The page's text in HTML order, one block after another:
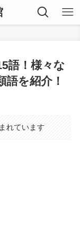
語！様々な
を紹介！
れています